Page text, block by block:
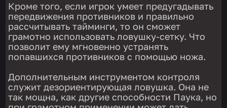
Кроме того, если игрок умеет предугадывать
передвижения противников и правильно
рассчитывать тайминги, то он сможет
грамотно использовать ловушку-сетку. Что
позволит ему мгновенно устранять
попавшихся противников с помощью ножа.
Дополнительным инструментом контроля
служит дезориентирующая ловушка. Она не
так мощна, как другие способности Паука, но